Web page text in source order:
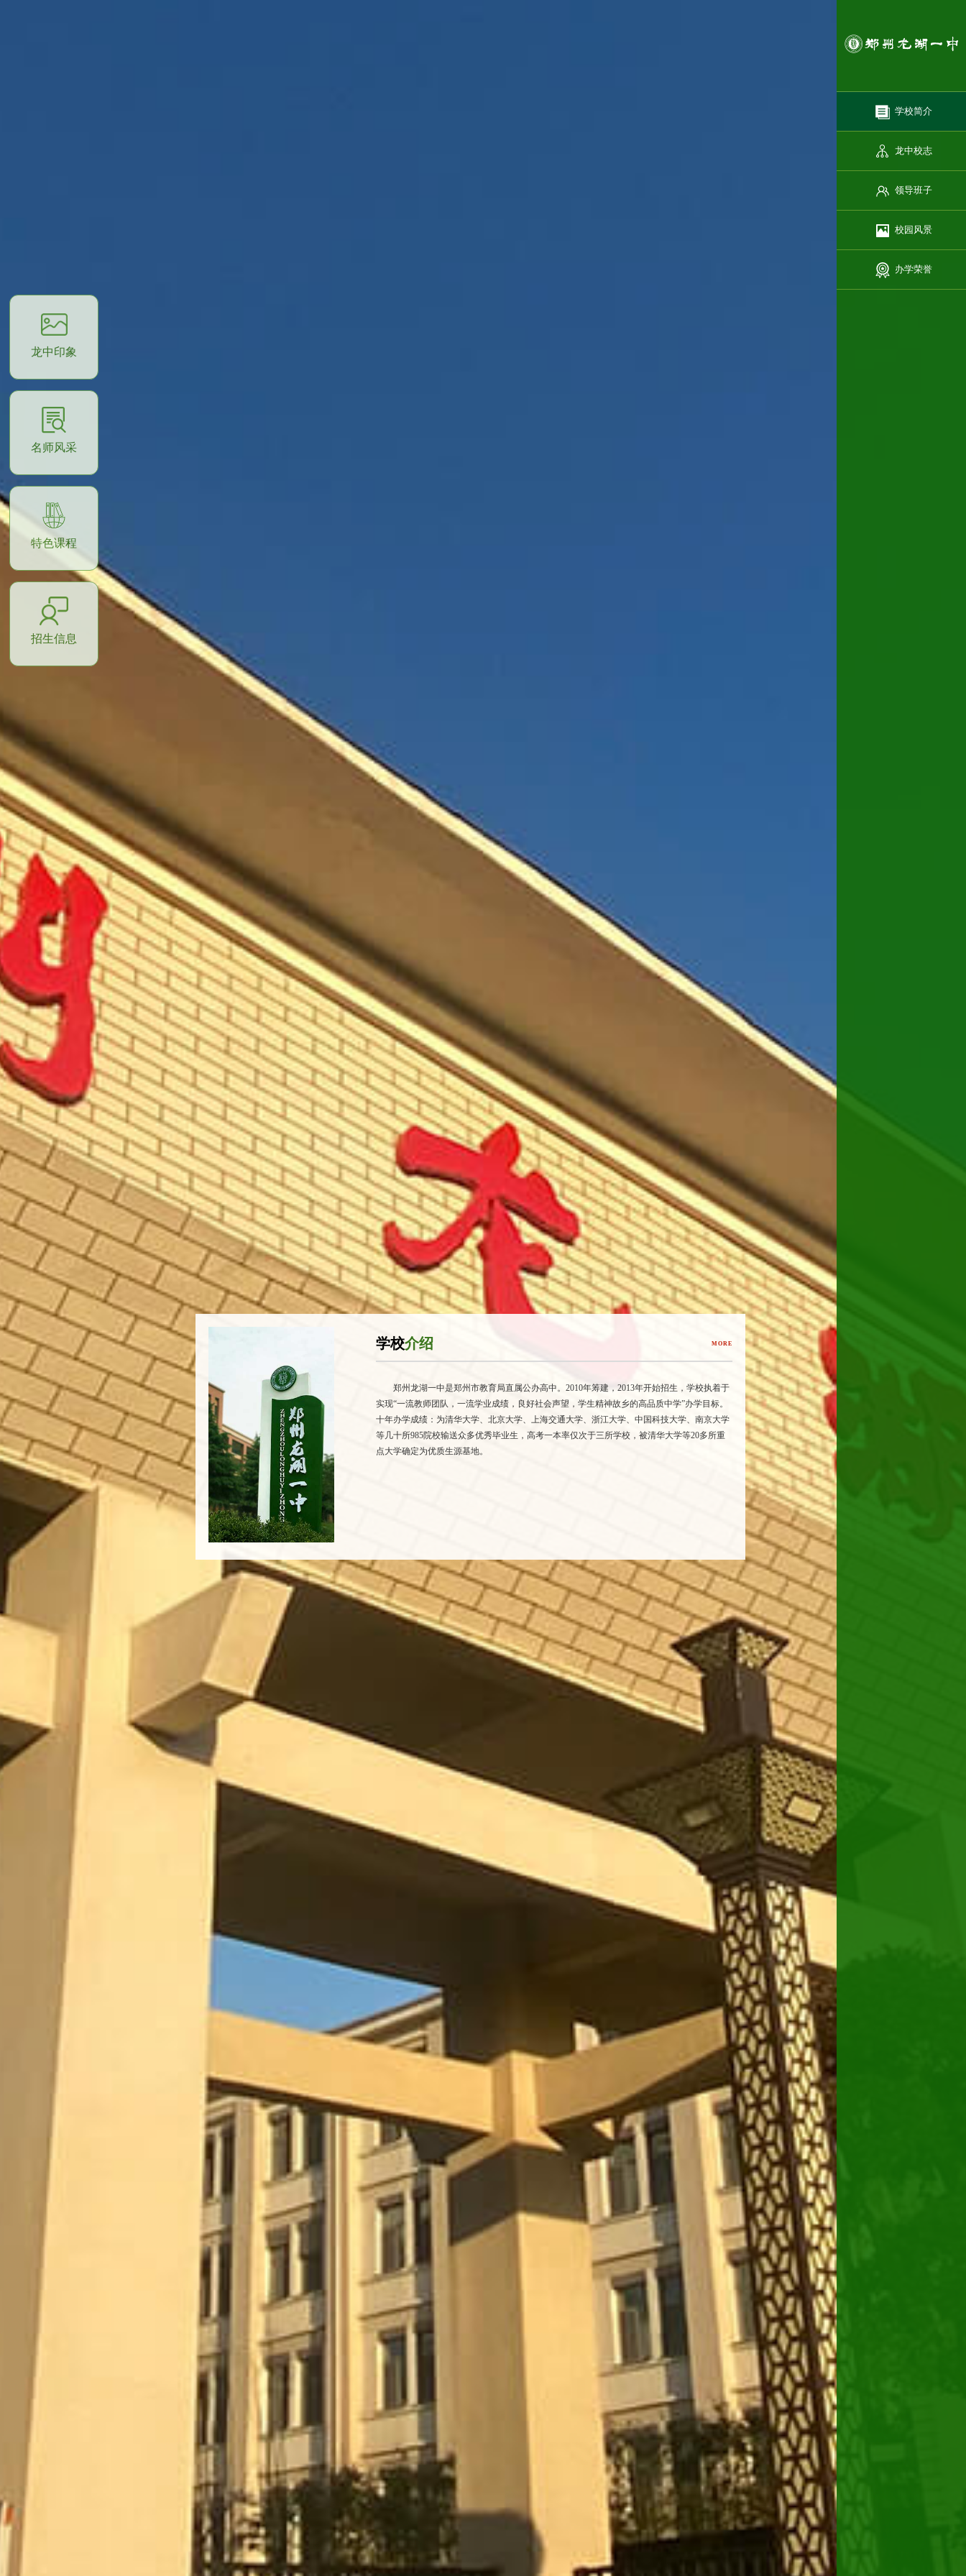
龙中印象
名师风采
特色课程
招生信息
学校简介
龙中校志
领导班子
校园风景
办学荣誉
学校介绍 MORE
郑州龙湖一中是郑州市教育局直属公办高中。2010年筹建，2013年开始招生，学校执着于
实现“一流教师团队，一流学业成绩，良好社会声望，学生精神故乡的高品质中学”办学目标。
十年办学成绩：为清华大学、北京大学、上海交通大学、浙江大学、中国科技大学、南京大学
等几十所985院校输送众多优秀毕业生，高考一本率仅次于三所学校，被清华大学等20多所重
点大学确定为优质生源基地。